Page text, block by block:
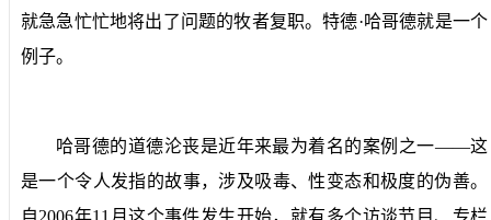
就急急忙忙地将出了问题的牧者复职。特德·哈哥德就是一个
例子。
哈哥德的道德沦丧是近年来最为着名的案例之一——这
是一个令人发指的故事，涉及吸毒、性变态和极度的伪善。
自2006年11 月这个事件发生开始，就有多个访谈节目、专栏